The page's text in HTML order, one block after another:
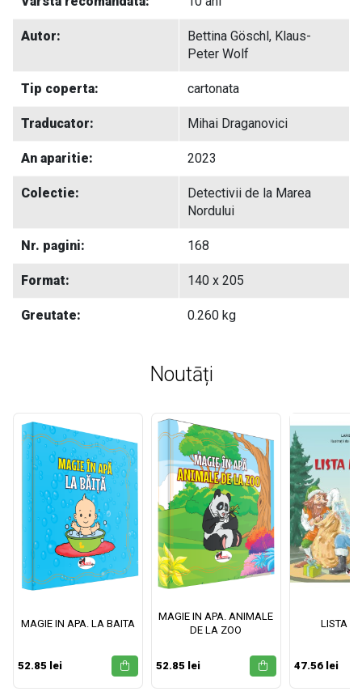
Autor:
Bettina Göschl, Klaus-
Peter Wolf
Tip coperta: cartonata
Traducator: Mihai Draganovici
An aparitie: 2023
Colectie:
Detectivii de la Marea
Nordului
Nr. pagini: 168
Format: 140 x 205
Greutate: 0.260 kg
Noutāți
MAGIE IN APA. LA BAITA
52.85 lei
MAGIE IN APA. ANIMALE
DE LA ZOO
52.85 lei
LISTA
47.56 lei